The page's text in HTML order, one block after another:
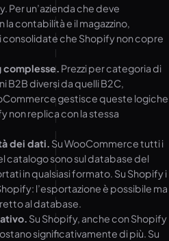
Per un’azienda che deve
la contabilità e il magazzino,
che Shopify non copre
complesse. Prezzi per categoria di
B2B diversi da quelli B2C,
gestisce queste logiche
non replica con la stessa
dei dati. Su WooCommerce tutti i
catalogo sono sul database del
in qualsiasi formato. Su Shopify i
l’esportazione è possibile ma
al database.
Su Shopify, anche con Shopify
significativamente di più. Su